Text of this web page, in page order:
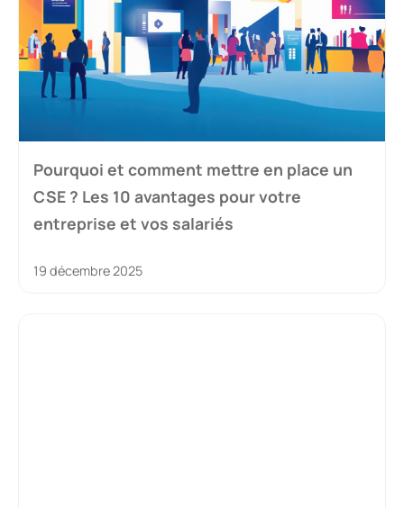
Pourquoi et comment mettre en place un
CSE ? Les 10 avantages pour votre
entreprise et vos salariés
19 décembre 2025